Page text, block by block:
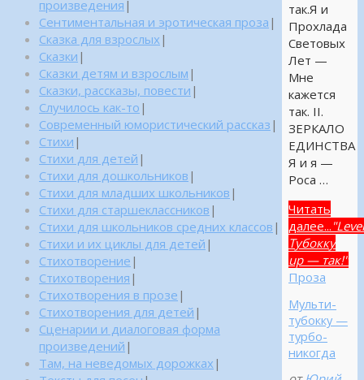
так.Я и
Прохлада
Световых
Лет —
Мне
кажется
так. II.
ЗЕРКАЛО
ЕДИНСТВА
Я и я —
Роса …
Читать
далее...
Тубокку
up — так!"
Проза
Мульти-
тубокку —
турбо-
никогда
произведения |
Сентиментальная и эротическая проза |
Сказка для взрослых |
Сказки |
Сказки детям и взрослым |
Сказки, рассказы, повести |
Случилось как-то |
Современный юмористический рассказ |
Стихи |
Стихи для детей |
Стихи для дошкольников |
Стихи для младших школьников |
Стихи для старшеклассников |
Стихи для школьников средних классов |
Стихи и их циклы для детей |
Стихотворение |
Стихотворения |
Стихотворения в прозе |
Стихотворения для детей |
Сценарии и диалоговая форма
произведений |
Там, на неведомых дорожках |